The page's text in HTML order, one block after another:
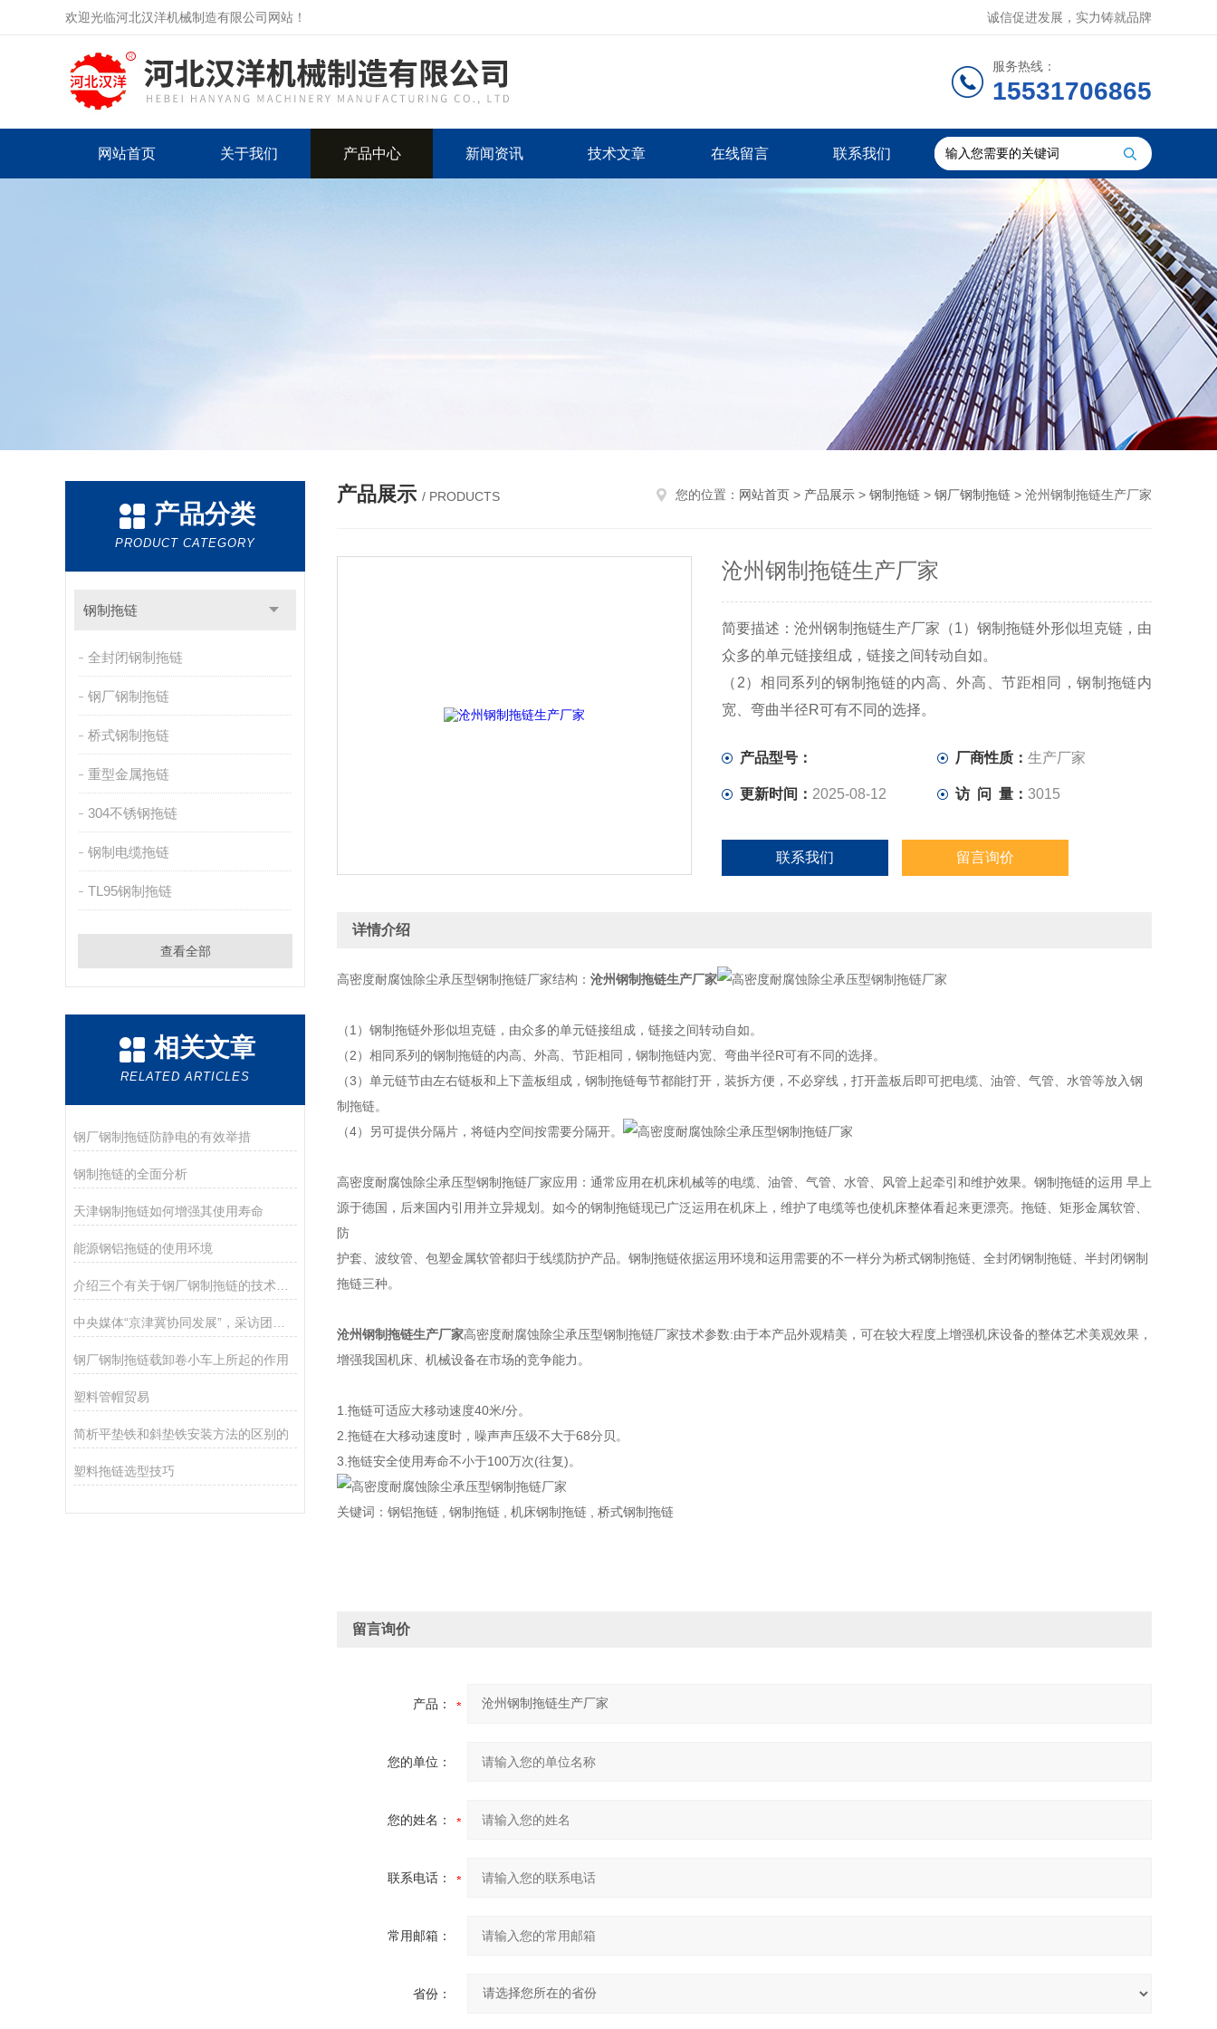
欢迎光临河北汉洋机械制造有限公司网站！ 诚信促进发展，实力铸就品牌
服务热线：
15531706865
网站首页 关于我们 产品中心 新闻资讯 技术文章 在线留言 联系我们
产品分类
PRODUCT CATEGORY
钢制拖链
全封闭钢制拖链
钢厂钢制拖链
桥式钢制拖链
重型金属拖链
304不锈钢拖链
钢制电缆拖链
TL95钢制拖链
查看全部
相关文章
RELATED ARTICLES
钢厂钢制拖链防静电的有效举措
钢制拖链的全面分析
天津钢制拖链如何增强其使用寿命
能源钢铝拖链的使用环境
介绍三个有关于钢厂钢制拖链的技术指标
钢厂钢制拖链载卸卷小车上所起的作用
塑料管帽贸易
简析平垫铁和斜垫铁安装方法的区别的
塑料拖链选型技巧
产品展示 / PRODUCTS 您的位置： 网站首页 > 产品展示 > 钢制拖链 > 钢厂钢制拖链 > 沧州钢制拖链生产厂家
沧州钢制拖链生产厂家
简要描述：沧州钢制拖链生产厂家（1）钢制拖链外形似坦克链，由
众多的单元链接组成，链接之间转动自如。
（2）相同系列的钢制拖链的内高、外高、节距相同，钢制拖链内
宽、弯曲半径R可有不同的选择。
开，装拆方便，不必穿线，打开盖板后即可把电缆、油管、气管、
水管等放入钢制拖链。
产品型号： 厂商性质： 生产厂家
更新时间： 2025-08-12 访 问 量： 3015
联系我们 留言询价
详情介绍
高密度耐腐蚀除尘承压型钢制拖链厂家结构： 沧州钢制拖链生产厂家
（1）钢制拖链外形似坦克链，由众多的单元链接组成，链接之间转动自如。
（2）相同系列的钢制拖链的内高、外高、节距相同，钢制拖链内宽、弯曲半径R可有不同的选择。
（3）单元链节由左右链板和上下盖板组成，钢制拖链每节都能打开，装拆方便，不必穿线，打开盖板后即可把电缆、油管、气管、水管等放入钢
制拖链。
（4）另可提供分隔片，将链内空间按需要分隔开。
高密度耐腐蚀除尘承压型钢制拖链厂家应用：通常应用在机床机械等的电缆、油管、气管、水管、风管上起牵引和维护效果。钢制拖链的运用 早上
源于德国，后来国内引用并立异规划。如今的钢制拖链现已广泛运用在机床上，维护了电缆等也使机床整体看起来更漂亮。拖链、矩形金属软管、
防
护套、波纹管、包塑金属软管都归于线缆防护产品。钢制拖链依据运用环境和运用需要的不一样分为桥式钢制拖链、全封闭钢制拖链、半封闭钢制
拖链三种。
沧州钢制拖链生产厂家高密度耐腐蚀除尘承压型钢制拖链厂家技术参数:由于本产品外观精美，可在较大程度上增强机床设备的整体艺术美观效果，
增强我国机床、机械设备在市场的竞争能力。
1.拖链可适应大移动速度40米/分。
2.拖链在大移动速度时，噪声声压级不大于68分贝。
3.拖链安全使用寿命不小于100万次(往复)。
关键词：钢铝拖链 , 钢制拖链 , 机床钢制拖链 , 桥式钢制拖链
留言询价
产品：
您的单位：
您的姓名：
联系电话：
常用邮箱：
省份：